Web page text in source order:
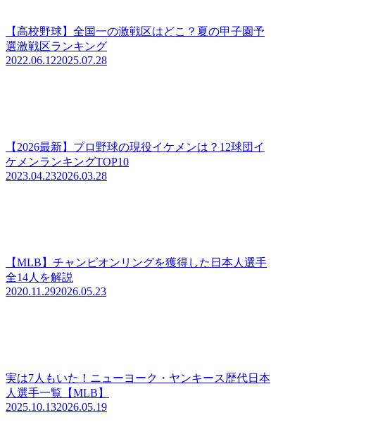
【高校野球】全国一の激戦区はどこ？夏の甲子園予
選激戦区ランキング
2022.06.122025.07.28
【2026最新】プロ野球の現役イケメンは？12球団イ
ケメンランキングTOP10
2023.04.232026.03.28
【MLB】チャンピオンリングを獲得した日本人選手
全14人を解説
2020.11.292026.05.23
実は7人もいた！ニューヨーク・ヤンキース歴代日本
人選手一覧【MLB】
2025.10.132026.05.19